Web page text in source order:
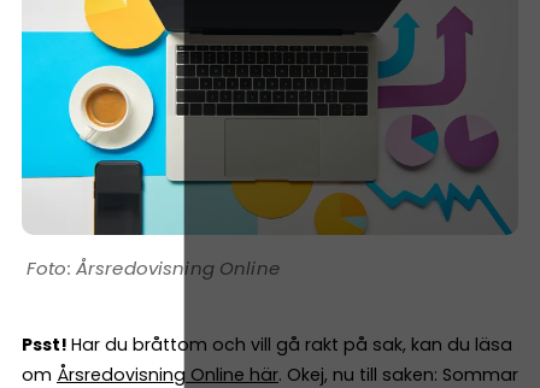
Årsredovisning Online
Psst! Har du bråttom och vill gå rakt på sak, kan du läsa
om Årsredovisning Online här. Okej, nu till saken: Sommar